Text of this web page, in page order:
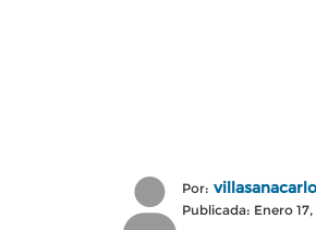
Por:
Publicada: Enero 17,